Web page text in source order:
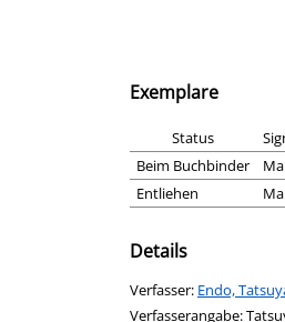
Exemplare
Status
Beim Buchbinder
Entliehen
Details
Verfasser: Suche nach
Endo,
Verfasserangabe: